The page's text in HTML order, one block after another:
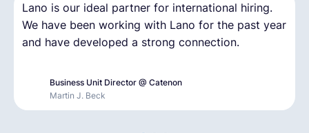
Lano is our ideal partner for international hiring.
We have been working with Lano for the past year
and have developed a strong connection.
Business Unit Director @ Catenon
Martin J. Beck
Sin duda, se necesita más información sobre
cómo gestionar y afrontar el trabajo a distancia.
Paul Arnesen
CEO & Founder @ Talentroo
Después de evaluar varias alternativas que operan
con sus propias entidades, elegimos a Lano por
su red de socios locales y su experiencia con la
Gargi Mahapatra
People and Culture Lead @ Hygraph